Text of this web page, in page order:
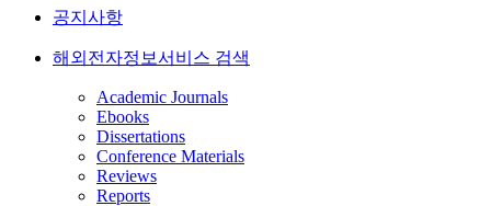
공지사항
해외전자정보서비스 검색
Academic Journals
Ebooks
Dissertations
Conference Materials
Reviews
Reports